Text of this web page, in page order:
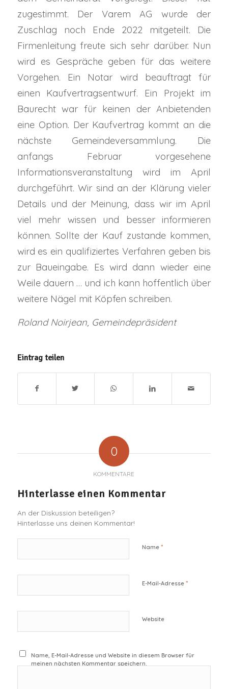
zugestimmt. Der Varem AG wurde der
Zuschlag noch Ende 2022 mitgeteilt. Die
Firmenleitung freute sich sehr darüber. Nun
wird es Gespräche geben für das weitere
Vorgehen. Ein Notar wird beauftragt für
einen Kaufvertragsentwurf. Ein Projekt im
Baurecht war für keinen der Anbietenden
eine Option. Der Kaufvertrag kommt an die
nächste Gemeindeversammlung. Die
anfangs Februar vorgesehene
Informationsveranstaltung wird im April
durchgeführt. Wir sind an der Klärung vieler
Details und der Meinung, dass wir im April
viel mehr wissen und besser informieren
können. Sollte der Kauf zustande kommen,
wird es ein qualifiziertes Verfahren geben bis
zur Baueingabe. Es wird dann wieder eine
Weile dauern … und ich kann hoffentlich über
weitere Nägel mit Köpfen schreiben.
Roland Noirjean, Gemeindepräsident
Eintrag teilen
0
KOMMENTARE
Hinterlasse einen Kommentar
An der Diskussion beteiligen?
Hinterlasse uns deinen Kommentar!
Name *
E-Mail-Adresse *
Website
Name, E-Mail-Adresse und Website in diesem Browser für
meinen nächsten Kommentar speichern.